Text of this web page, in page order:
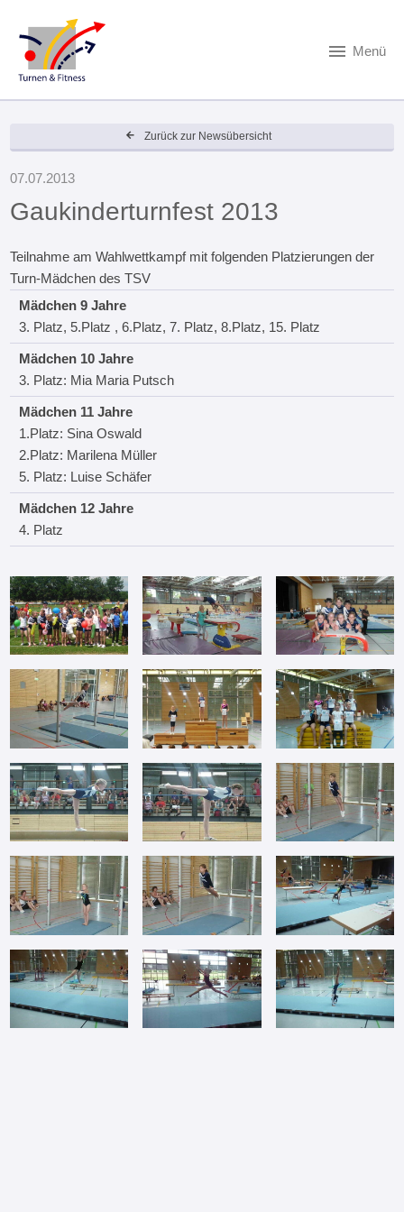
Menü
Zurück zur Newsübersicht
07.07.2013
Gaukinderturnfest 2013
Teilnahme am Wahlwettkampf mit folgenden Platzierungen der
Turn-Mädchen des TSV
Mädchen 9 Jahre
3. Platz, 5.Platz , 6.Platz, 7. Platz, 8.Platz, 15. Platz
Mädchen 10 Jahre
3. Platz: Mia Maria Putsch
Mädchen 11 Jahre
1.Platz: Sina Oswald
2.Platz: Marilena Müller
5. Platz: Luise Schäfer
Mädchen 12 Jahre
4. Platz